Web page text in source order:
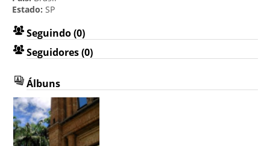
Estado: SP
Seguindo (0)
Seguidores (0)
Álbuns